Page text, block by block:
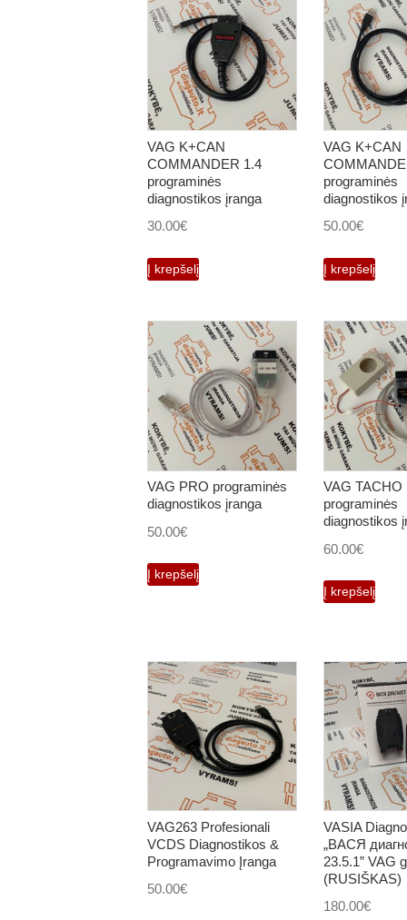
VAG K+CAN
COMMANDER 1.4
programinės
diagnostikos įranga
30.00€
Į krepšelį
VAG K+CAN
programinės
diagnostikos
50.00€
Į krepšelį
VAG PRO programinės
diagnostikos įranga
50.00€
Į krepšelį
VAG TACHO
programinės
diagnostikos
60.00€
Į krepšelį
VAG263 Profesionali
VCDS Diagnostikos &
Programavimo Įranga
50.00€
VASIA
„ВАСЯ
23.5.1” VAG
(RUSIŠKAS)
180.00€